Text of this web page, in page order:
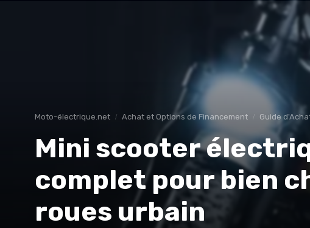
Moto-électrique.net Achat et Options de Financement Guide
Mini scooter
complet pour bien
roues urbain